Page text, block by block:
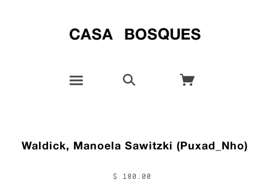
Waldick, Manoela Sawitzki (Puxad_Nho)
$ 180.00